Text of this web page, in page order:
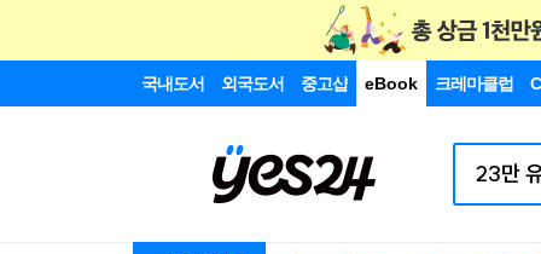
국내도서 외국도서 중고샵 eBook 크레마클럽